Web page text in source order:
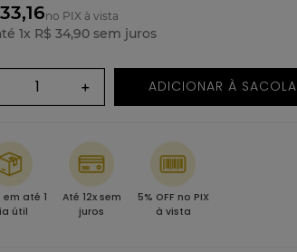
no PIX à vista
1x R$ 34,90 sem juros
＋ ADICIONAR À SACOLA
em até 1
útil
Até 12x sem
juros
5% OFF no PIX
à vista